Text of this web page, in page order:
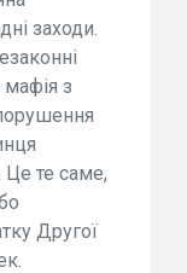
заходи.
з
Це те саме,
Другої